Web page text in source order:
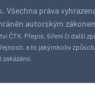
Všechna práva
autorským
ČTK. Přepis, šíření či další
a to jakýmkoliv